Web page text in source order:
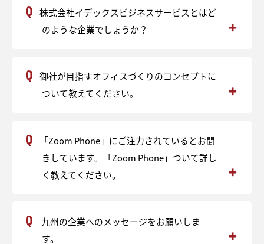
株式会社イデックスビジネスサービスとはど
のような企業でしょうか？
所、道具、人材など）を総合的にサポートさせていただ
いている企業です。
する「オフィスリノベーション事業」人材派遣・紹介・
スソリューション事業」この3つを軸に「働く」ために必
要な 場所、道具、人材「働く」ことに必要なソリューシ
御社が目指すオフィスづくりのコンセプトに
ついて教えてください。
beingを毎日実感できるオフィスづくりを目指していま
す。そのために、「オフィスをデザイン」するから、
「働き方をデザイン」する、次世代のワークスタイルの
「在り方」を提案しています。
「Zoom Phone」にご注力されているとお聞
きしています。「Zoom Phone」ついて詳し
く教えてください。
ビス ”Zoom Phone” をご紹介します。「Zoom＝ビデオ
会議ツール」と思われがちですが、実は、ビデオ会議だ
九州の企業へのメッセージをお願いしま
す。​